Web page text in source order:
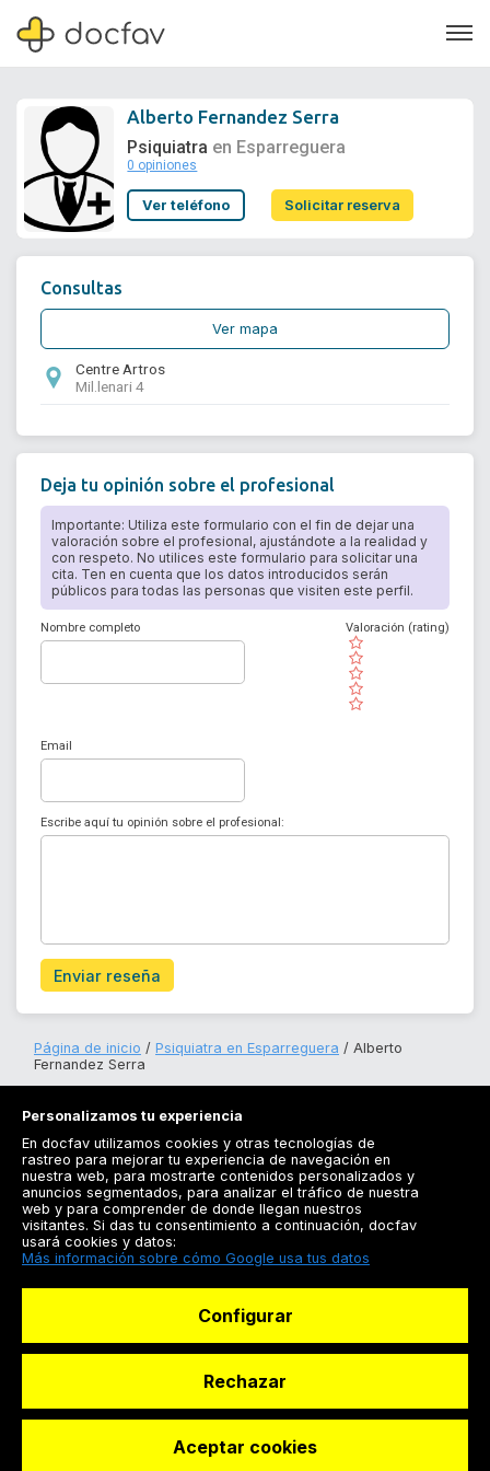
Soporte
Alberto Fernandez Serra
Psiquiatra en Esparreguera
0 opiniones
Ver teléfono Solicitar reserva
Consultas
Ver mapa
Centre Artros
Mil.lenari 4
Deja tu opinión sobre el profesional
Importante: Utiliza este formulario con el fin de dejar una
valoración sobre el profesional, ajustándote a la realidad y
con respeto. No utilices este formulario para solicitar una
cita. Ten en cuenta que los datos introducidos serán
públicos para todas las personas que visiten este perfil.
Nombre completo
( )
( )
( )
( )
( )
Valoración (rating)
Email
Escribe aquí tu opinión sobre el profesional:
Enviar reseña
Página de inicio Psiquiatra en Esparreguera
Alberto
Fernandez Serra
Registrarse
Docfav
© Dashboard Technologies S.L
Personalizamos tu experiencia
En docfav utilizamos cookies y otras tecnologías de
rastreo para mejorar tu experiencia de navegación en
nuestra web, para mostrarte contenidos personalizados y
anuncios segmentados, para analizar el tráfico de nuestra
web y para comprender de donde llegan nuestros
visitantes. Si das tu consentimiento a continuación, docfav
usará cookies y datos:
Más información sobre cómo Google usa tus datos
Configurar
Rechazar
Aceptar cookies